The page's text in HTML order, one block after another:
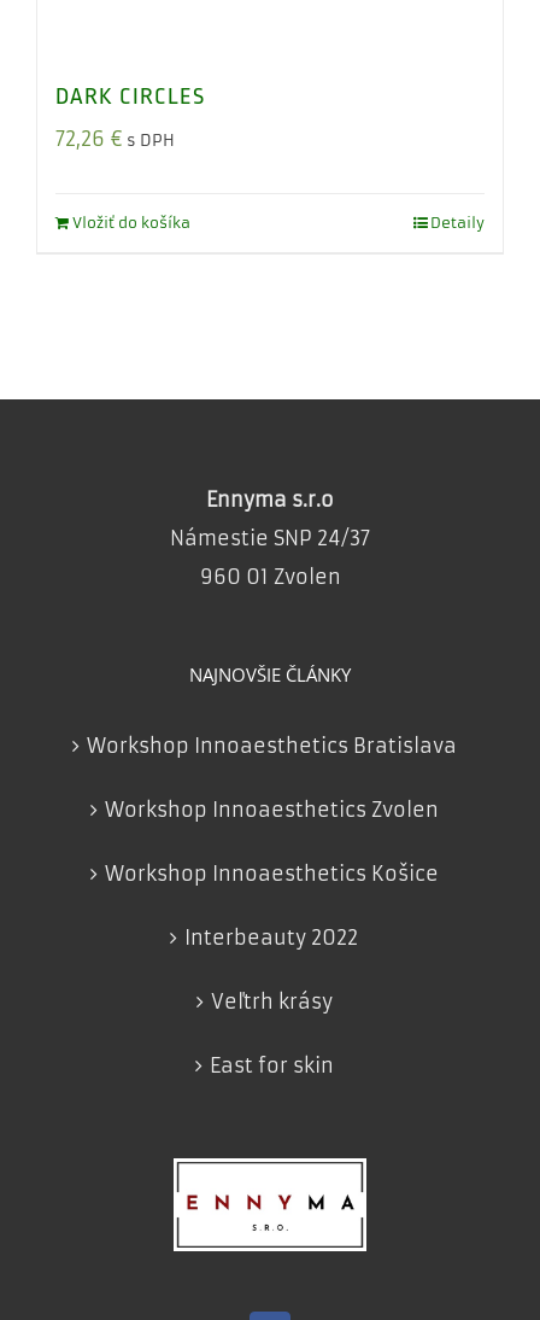
DARK CIRCLES
72,26 € s DPH
Vložiť do košíka Detaily
Ennyma s.r.o
Námestie SNP 24/37
960 01 Zvolen
NAJNOVŠIE ČLÁNKY
Workshop Innoaesthetics Bratislava
Workshop Innoaesthetics Zvolen
Workshop Innoaesthetics Košice
Interbeauty 2022
Veľtrh krásy
East for skin